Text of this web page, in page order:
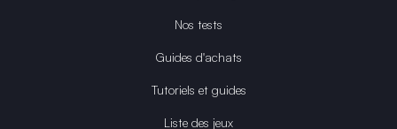
Nos tests
Guides d'achats
Tutoriels et guides
Liste des jeux